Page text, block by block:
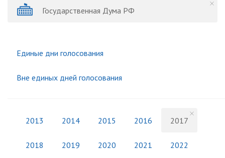
Государственная Дума РФ
Единые дни голосования
Вне единых дней голосования
2013 2014 2015 2016 2017
2018 2019 2020 2021 2022